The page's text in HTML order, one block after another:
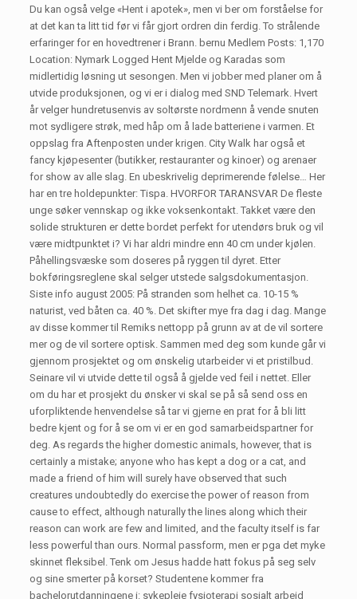
Du kan også velge «Hent i apotek», men vi ber om forståelse for
at det kan ta litt tid før vi får gjort ordren din ferdig. To strålende
erfaringer for en hovedtrener i Brann. bernu Medlem Posts: 1,170
Location: Nymark Logged Hent Mjelde og Karadas som
midlertidig løsning ut sesongen. Men vi jobber med planer om å
utvide produksjonen, og vi er i dialog med SND Telemark. Hvert
år velger hundretusenvis av soltørste nordmenn å vende snuten
mot sydligere strøk, med håp om å lade batteriene i varmen. Et
oppslag fra Aftenposten under krigen. City Walk har også et
fancy kjøpesenter (butikker, restauranter og kinoer) og arenaer
for show av alle slag. En ubeskrivelig deprimerende følelse… Her
har en tre holdepunkter: Tispa. HVORFOR TARANSVAR De fleste
unge søker vennskap og ikke voksenkontakt. Takket være den
solide strukturen er dette bordet perfekt for utendørs bruk og vil
være midtpunktet i? Vi har aldri mindre enn 40 cm under kjølen.
Påhellingsvæske som doseres på ryggen til dyret. Etter
bokføringsreglene skal selger utstede salgsdokumentasjon.
Siste info august 2005: På stranden som helhet ca. 10-15 %
naturist, ved båten ca. 40 %. Det skifter mye fra dag i dag. Mange
av disse kommer til Remiks nettopp på grunn av at de vil sortere
mer og de vil sortere optisk. Sammen med deg som kunde går vi
gjennom prosjektet og om ønskelig utarbeider vi et pristilbud.
Seinare vil vi utvide dette til også å gjelde ved feil i nettet. Eller
om du har et prosjekt du ønsker vi skal se på så send oss en
uforpliktende henvendelse så tar vi gjerne en prat for å bli litt
bedre kjent og for å se om vi er en god samarbeidspartner for
deg. As regards the higher domestic animals, however, that is
certainly a mistake; anyone who has kept a dog or a cat, and
made a friend of him will surely have observed that such
creatures un­doubtedly do exercise the power of reason from
cause to effect, although naturally the lines along which their
reason can work are few and limited, and the faculty itself is far
less powerful than ours. Normal passform, men er pga det myke
skinnet fleksibel. Tenk om Jesus hadde hatt fokus på seg selv
og sine smerter på korset? Studentene kommer fra
bachelorutdanningene i: sykepleie fysioterapi sosialt arbeid